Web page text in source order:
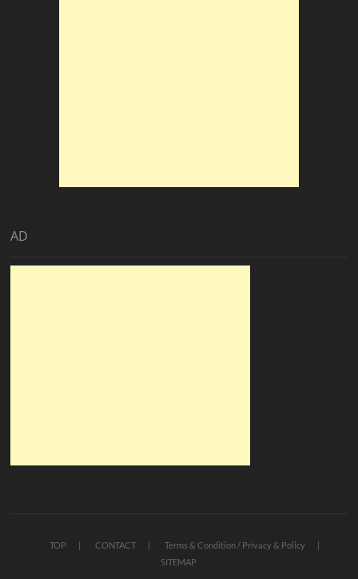
AD
TOP CONTACT
Terms & Condition / Privacy & Policy
SITEMAP